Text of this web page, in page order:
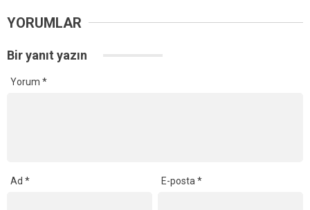
YORUMLAR
Bir yanıt yazın
Yorum *
Ad * E-posta*